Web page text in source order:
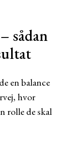
sådan
en balance
hvor
rolle de skal